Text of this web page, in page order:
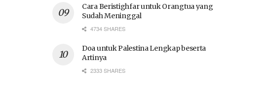
Cara Beristighfar untuk Orangtua yang
Sudah Meninggal
4734 SHARES
Doa untuk Palestina Lengkap beserta
Artinya
2333 SHARES